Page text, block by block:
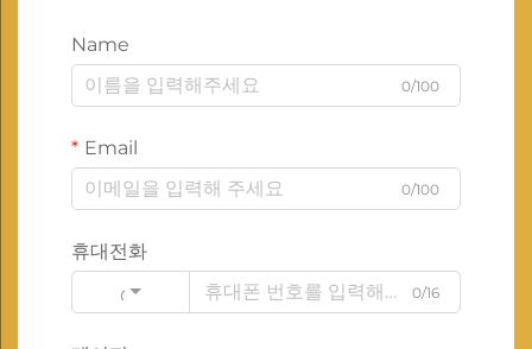
Name
0/100
Email
0/100
휴대전화
Code
0/16